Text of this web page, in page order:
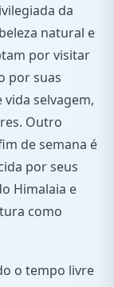
da
natural e
por visitar
por suas
selvagem,
Outro
de semana é
por seus
Himalaia e
como
o tempo livre